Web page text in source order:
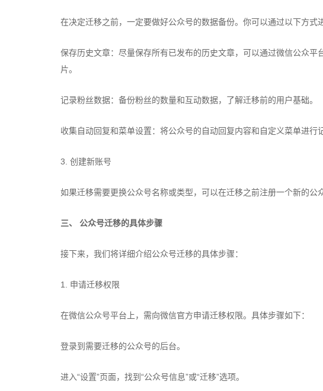
在决定迁移之前，一定要做好公众号的数据备份。你可以通过以下方式
保存历史文章：尽量保存所有已发布的历史文章，可以通过微信公众
片。
记录粉丝数据：备份粉丝的数量和互动数据，了解迁移前的用户基础。
收集自动回复和菜单设置：将公众号的自动回复内容和自定义菜单进行
3. 创建新账号
如果迁移需要更换公众号名称或类型，可以在迁移之前注册一个新的公
三、 公众号迁移的具体步骤
接下来，我们将详细介绍公众号迁移的具体步骤：
1. 申请迁移权限
在微信公众号平台上，需向微信官方申请迁移权限。具体步骤如下：
登录到需要迁移的公众号的后台。
进入“设置”页面，找到“公众号信息”或“迁移”选项。